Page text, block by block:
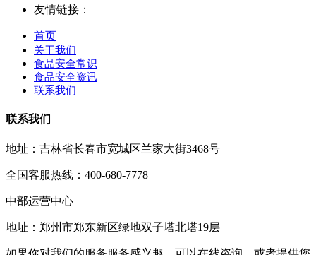
友情链接：
首页
关于我们
食品安全常识
食品安全资讯
联系我们
联系我们
地址：吉林省长春市宽城区兰家大街3468号
全国客服热线：400-680-7778
中部运营中心
地址：郑州市郑东新区绿地双子塔北塔19层